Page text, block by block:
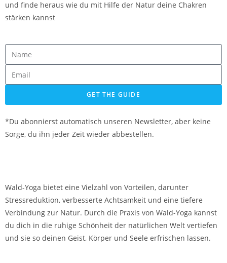
und finde heraus wie du mit Hilfe der Natur deine Chakren
stärken kannst
GET THE GUIDE
*Du abonnierst automatisch unseren Newsletter, aber keine
Sorge, du ihn jeder Zeit wieder abbestellen.
Wald-Yoga bietet eine Vielzahl von Vorteilen, darunter
Stressreduktion, verbesserte Achtsamkeit und eine tiefere
Verbindung zur Natur. Durch die Praxis von Wald-Yoga kannst
du dich in die ruhige Schönheit der natürlichen Welt vertiefen
und sie so deinen Geist, Körper und Seele erfrischen lassen.